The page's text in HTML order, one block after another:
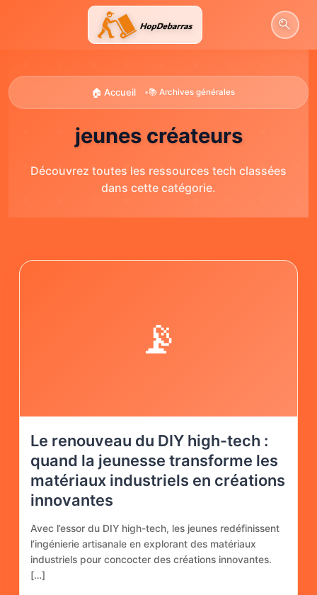
🏠 Accueil •📚 Archives générales
jeunes créateurs
Découvrez toutes les ressources tech classées
dans cette catégorie.
📡
Le renouveau du DIY high-tech :
quand la jeunesse transforme les
matériaux industriels en créations
innovantes
Avec l’essor du DIY high-tech, les jeunes redéfinissent
l’ingénierie artisanale en explorant des matériaux
industriels pour concocter des créations innovantes.
[…]